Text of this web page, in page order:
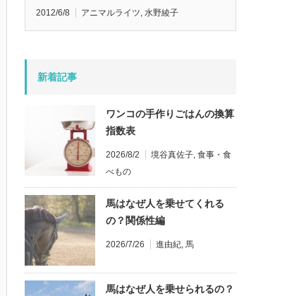
2012/6/8 アニマルライツ, 水野綾子
新着記事
ワンコの手作りごはんの換算
指数表
2026/8/2 境谷真佐子, 食事・食
べもの
馬はなぜ人を乗せてくれる
の？関係性編
2026/7/26 進由紀, 馬
馬はなぜ人を乗せられるの？